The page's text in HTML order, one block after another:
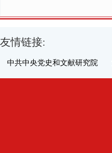
友情链接:
中共中央党史和文献研究院